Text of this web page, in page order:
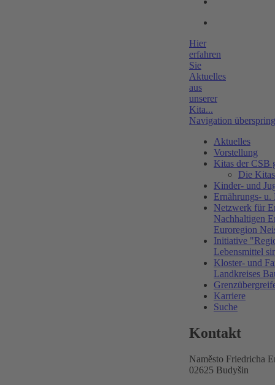
Hier
erfahren
Sie
Aktuelles
aus
unserer
Kita...
Navigation
Aktuelles
Vorstellung
Kitas der CSB
Die
Kinder- und
Ernährungs- u.
Netzwerk für
Nachhaltigen
Euroregion
Initiative
Lebensmittel
Kloster- und
Landkreises
Karriere
Suche
Kontakt
Naměsto Friedricha
02625 Budyšin